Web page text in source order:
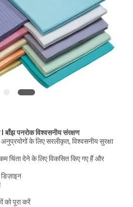
I बाँझ पनरोक विश्वसनीय संरक्षण
के लिए सरलीकृत, विश्वसनीय सुरक्षा
चिंता देने के लिए विकसित किए गए हैं और
को पूरा करें